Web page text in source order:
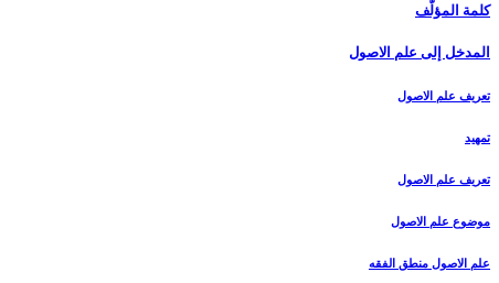
كلمة المؤلّف
المدخل ‏إلى علم الاصول‏
تعريف علم الاصول‏
تمهيد
تعريف علم الاصول
موضوع علم الاصول
علم الاصول منطق الفقه